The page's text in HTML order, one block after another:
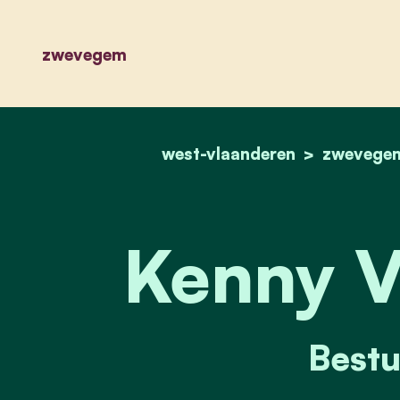
zwevegem
west-vlaanderen
Kenny